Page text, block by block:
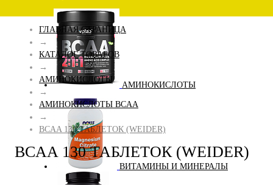
АМИНОКИСЛОТЫ
ВИТАМИНЫ И МИНЕРАЛЫ
ГЛАВНАЯ СТРАНИЦА
→
КАТАЛОГ ТОВАРОВ
→
АМИНОКИСЛОТЫ
→
АМИНОКИСЛОТЫ BCAA
→
BCAA 130 ТАБЛЕТОК (WEIDER)
BCAA 130 ТАБЛЕТОК (WEIDER)